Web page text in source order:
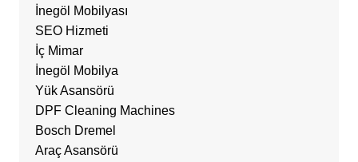
İnegöl Mobilyası
SEO Hizmeti
İç Mimar
İnegöl Mobilya
Yük Asansörü
DPF Cleaning Machines
Bosch Dremel
Araç Asansörü